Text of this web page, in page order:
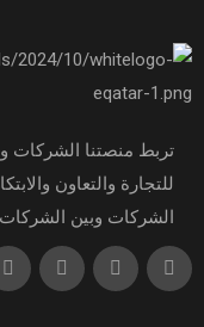
تربط منصتنا الشركات
للتجارة والتعاون
الشركات وبين